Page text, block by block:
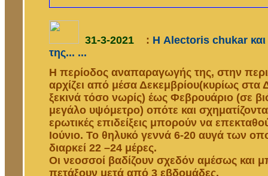
31-3-2021 : Η Alectoris chukar
της... ...
Η περίοδος αναπαραγωγής της, στην
αρχίζει από μέσα Δεκεμβρίου(κυρίως
ξεκινά τόσο νωρίς) έως Φεβρουάριο (σε
μεγάλο υψόμετρο) οπότε και
ερωτικές επιδείξεις μπορούν να
Ιούνιο. Το θηλυκό γεννά 6-20 αυγά των
διαρκεί 22 –24 μέρες.
Οι νεοσσοί βαδίζουν σχεδόν αμέσως και
πετάξουν μετά από 3 εβδομάδες.